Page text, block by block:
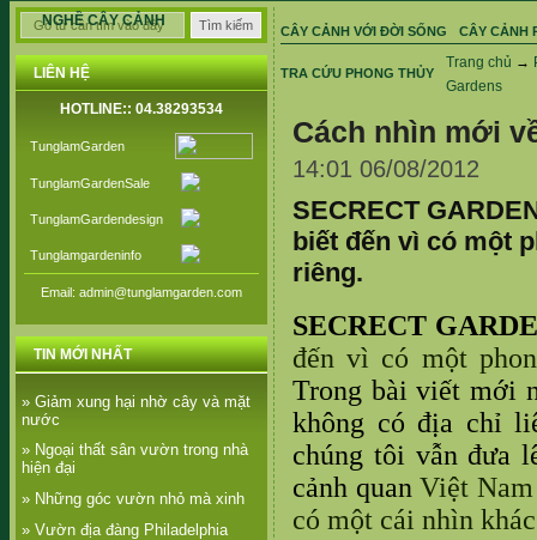
NGHỀ CÂY CẢNH
LIÊN HỆ
HOTLINE:: 04.38293534
TunglamGarden
TunglamGardenSale
TunglamGardendesign
Tunglamgardeninfo
Email: admin@tunglamgarden.com
TIN MỚI NHẤT
» Giảm xung hại nhờ cây và mặt
nước
» Ngoại thất sân vườn trong nhà
hiện đại
» Những góc vườn nhỏ mà xinh
» Vườn địa đàng Philadelphia
CÂY CẢNH VỚI ĐỜI SỐNG CÂY CẢNH
TRA CỨU PHONG THỦY
Trang chủ →
Gardens
Cách nhìn mới
14:01 06/08/2012
SECRECT
biết đến vì có một
riêng.
SECRECT
đến vì có một
Trong bài viết mới
không có địa chỉ
chúng tôi vẫn đưa
cảnh quanViệt Nam
có một cái nhìn